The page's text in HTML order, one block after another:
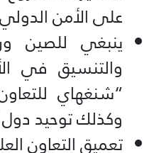
على الأمن الدولي
ينبغي للصين
والتنسيق في
“شنغهاي
وكذلك توحيد
تعميق التعاون